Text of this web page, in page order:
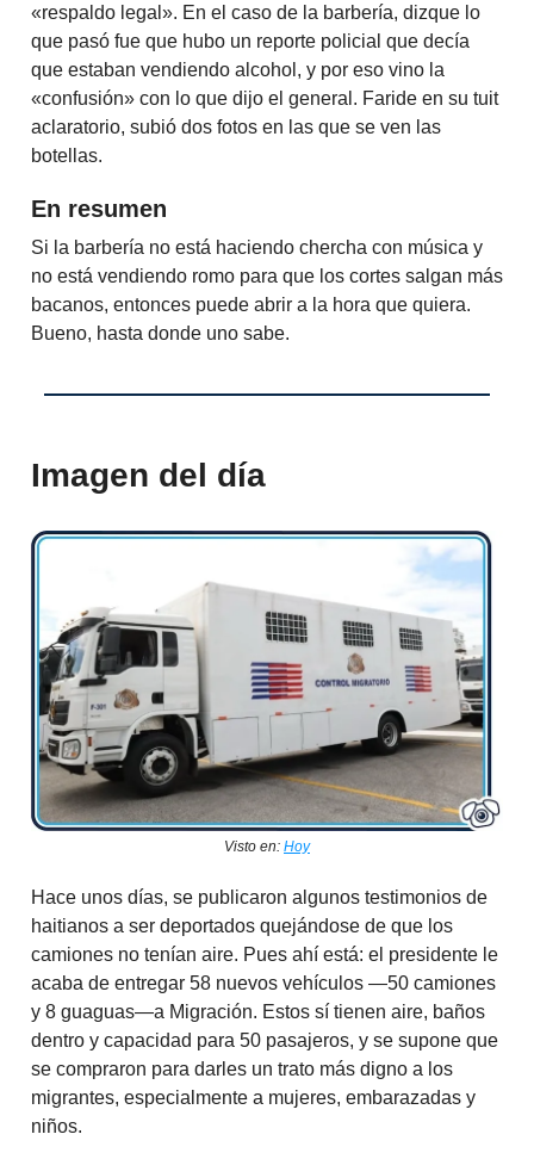
«respaldo legal». En el caso de la barbería, dizque lo
que pasó fue que hubo un reporte policial que decía
que estaban vendiendo alcohol, y por eso vino la
«confusión» con lo que dijo el general. Faride en su tuit
aclaratorio, subió dos fotos en las que se ven las
botellas.
En resumen
Si la barbería no está haciendo chercha con música y
no está vendiendo romo para que los cortes salgan más
bacanos, entonces puede abrir a la hora que quiera.
Bueno, hasta donde uno sabe.
Imagen del día
Visto en: Hoy
Hace unos días, se publicaron algunos testimonios de
haitianos a ser deportados quejándose de que los
camiones no tenían aire. Pues ahí está: el presidente le
acaba de entregar 58 nuevos vehículos —50 camiones
y 8 guaguas—a Migración. Estos sí tienen aire, baños
dentro y capacidad para 50 pasajeros, y se supone que
se compraron para darles un trato más digno a los
migrantes, especialmente a mujeres, embarazadas y
niños.